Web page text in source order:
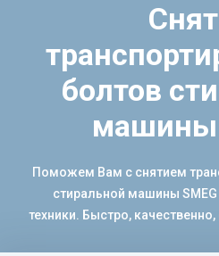
болтов
машины
Поможем Вам с снятием
стиральной машины
техники. Быстро,